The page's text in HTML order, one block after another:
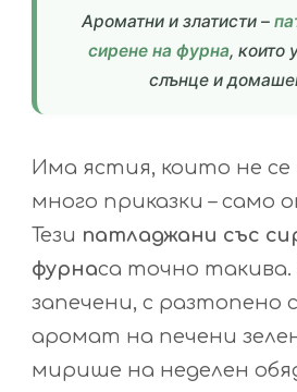
Ароматни и златисти –
сирене на фурна, които
слънце и
Има ястия, които не
много приказки – само
Тези патладжани със
фурнаса точно такива.
запечени, с разтопено
аромат на печени
мирише на неделен